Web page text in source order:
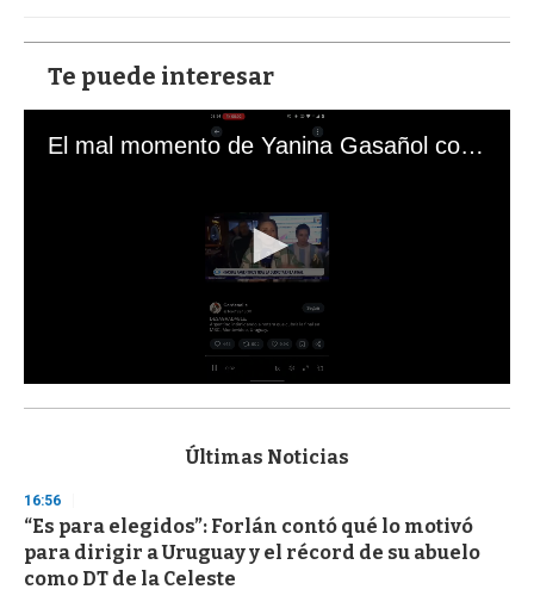
Te puede interesar
El mal momento de Yanina Gasañol con un hincha argentino en "Subrayado"
s
d
s
o
f
3
Últimas Noticias
16:56
“Es para elegidos”: Forlán contó qué lo motivó
para dirigir a Uruguay y el récord de su abuelo
como DT de la Celeste